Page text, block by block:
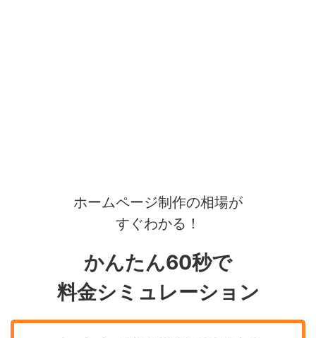
ホームページ制作の相場が
すぐわかる！
かんたん60秒で
料金シミュレーション